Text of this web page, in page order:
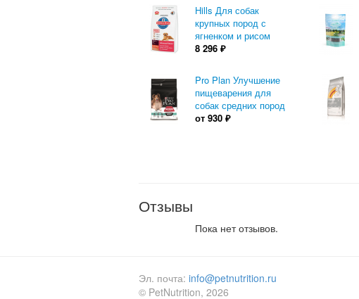
Hills Для собак
крупных пород с
ягненком и рисом
8 296 ₽
Pro Plan Улучшение
пищеварения для
собак средних пород
от 930 ₽
Отзывы
Пока нет отзывов.
Эл. почта: info@petnutrition.ru
© PetNutrition, 2026